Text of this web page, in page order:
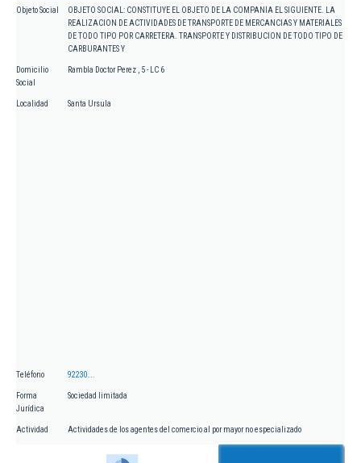
Objeto Social
OBJETO SOCIAL: CONSTITUYE EL OBJETO DE LA COMPANIA EL SIGUIENTE. LA
REALIZACION DE ACTIVIDADES DE TRANSPORTE DE MERCANCIAS Y MATERIALES
DE TODO TIPO POR CARRETERA. TRANSPORTE Y DISTRIBUCION DE TODO TIPO DE
CARBURANTES Y
Domicilio
Social
Rambla Doctor Perez , 5 - LC 6
Localidad Santa Ursula
Teléfono 92230...
Forma
Jurídica
Sociedad limitada
Actividad Actividades de los agentes del comercio al por mayor no especializado